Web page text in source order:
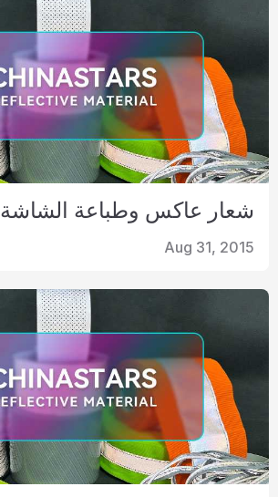
شعار عاكس وطباعة الشاشة
Aug 31, 2015